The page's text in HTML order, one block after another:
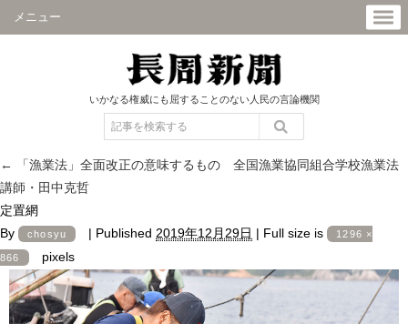
メニュー
いかなる権威にも屈することのない人民の言論機関
←
「漁業法」全面改正の意味するもの 全国漁業協同組合学校漁業法
講師・田中克哲
定置網
By
chosyu | Published 2019年12月29日 | Full size is 1296 ×
866 pixels